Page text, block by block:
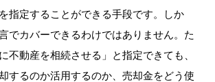
指定することができる手段です。しか
でカバーできるわけではありません。た
不動産を相続させる」と指定できても、
するのか活用するのか、売却金をどう使